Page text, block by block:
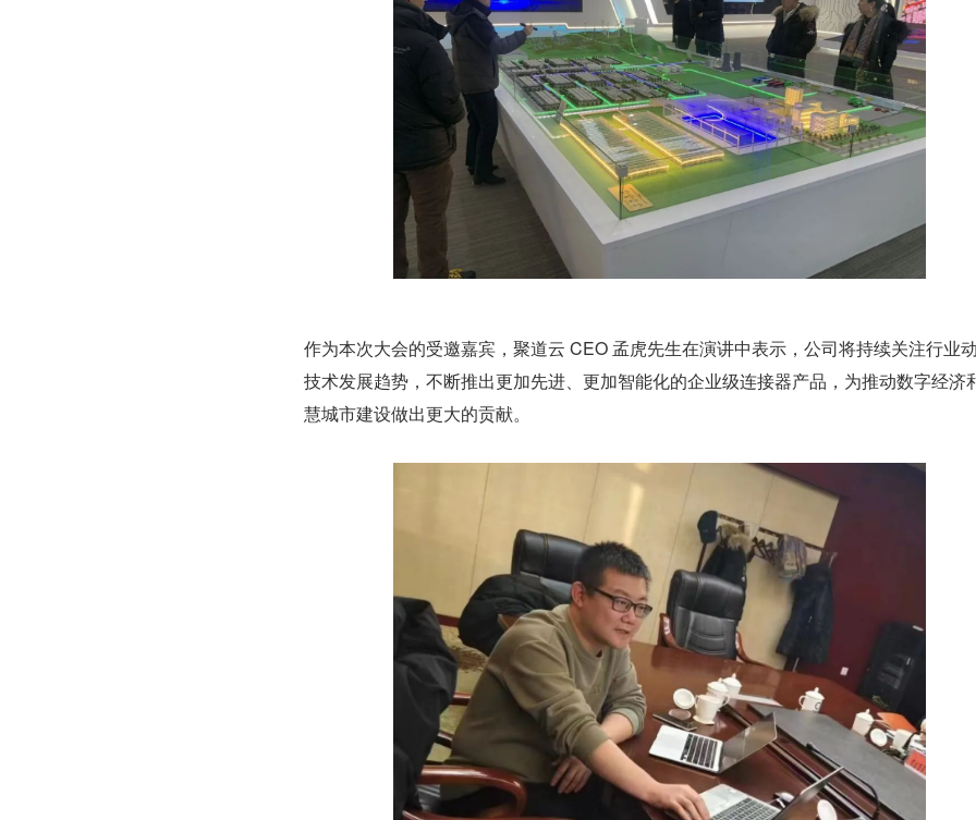
作为本次大会的受邀嘉宾，聚道云 CEO 孟虎先生在演讲中表示，公司将持续关注行业
技术发展趋势，不断推出更加先进、更加智能化的企业级连接器产品，为推动数字经济
慧城市建设做出更大的贡献。